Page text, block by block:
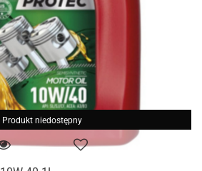
Produkt niedostępny